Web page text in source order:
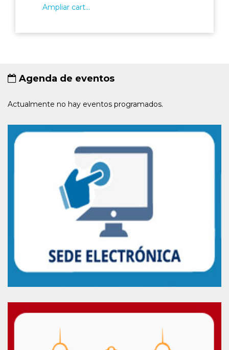
Ampliar cart...
Agenda de eventos
Actualmente no hay eventos programados.